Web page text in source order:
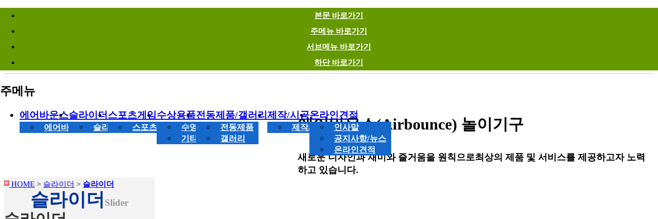
바로가기메뉴
본문 바로가기
주메뉴 바로가기
서브메뉴 바로가기
하단 바로가기
주메뉴
에어바운스
에어바운스
슬라이더
슬라이더
스포츠게임
스포츠게임
수상용품
수영장
기타 수상용품
전동제품/갤러리
전동제품
갤러리
제작/시공
제작/시공
온라인견적
인사말
공지사항/뉴스
온라인견적
에어바운스(Airbounce) 놀이기구
새로운 디자인과 재미와 즐거움을 원칙으로최상의 제품 및 서비스를 제공하고자 노력
하고 있습니다.
슬라이더 Slider
HOME > 슬라이더 > 슬라이더